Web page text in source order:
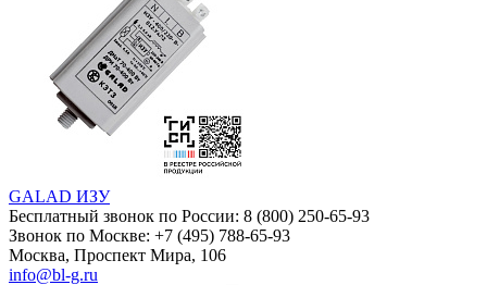
GALAD ИЗУ
Бесплатный звонок по России: 8 (800) 250-65-93
Звонок по Москве: +7 (495) 788-65-93
Москва, Проспект Мира, 106
info@bl-g.ru